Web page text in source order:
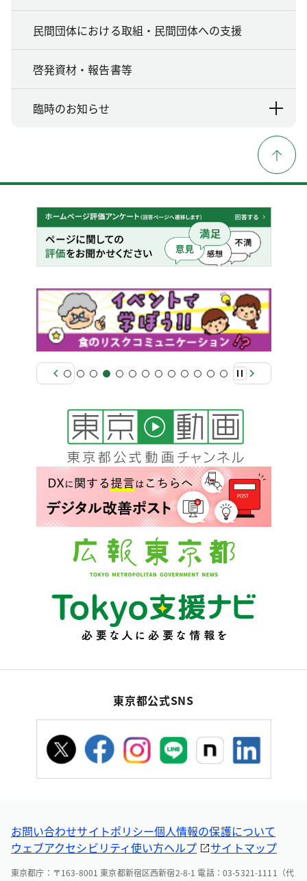
民間団体における取組・民間団体への支援
啓発資材・報告書等
臨時のお知らせ
東京都公式SNS
お問い合わせサイトポリシー個人情報の保護について
ウェブアクセシビリティ使い方ヘルプ サイトマップ
東京都庁：〒163-8001 東京都新宿区西新宿2-8-1 電話：03-5321-1111（代